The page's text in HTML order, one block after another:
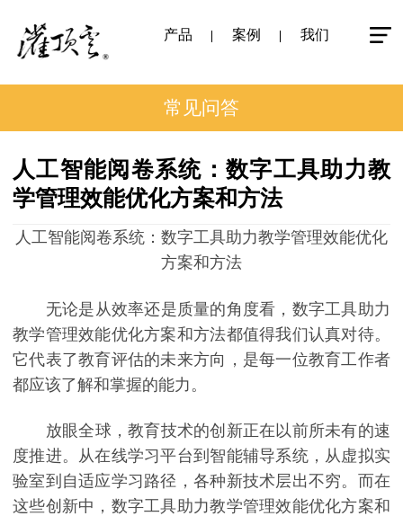
产品 案例 我们
常见问答
人工智能阅卷系统：数字工具助力教
学管理效能优化方案和方法
人工智能阅卷系统：数字工具助力教学管理效能优化
方案和方法
无论是从效率还是质量的角度看，数字工具助力
教学管理效能优化方案和方法都值得我们认真对待。
它代表了教育评估的未来方向，是每一位教育工作者
都应该了解和掌握的能力。
放眼全球，教育技术的创新正在以前所未有的速
度推进。从在线学习平台到智能辅导系统，从虚拟实
验室到自适应学习路径，各种新技术层出不穷。而在
这些创新中，数字工具助力教学管理效能优化方案和